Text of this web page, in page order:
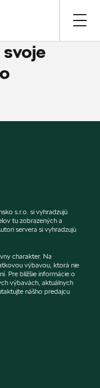
s.r.o. si vyhradzujú
tu zobrazených a
servera si vyhradzujú
charakter. Na
výbavou, ktorá nie
Pre bližšie informácie o
výbavách, aktuálnych
nášho predajcu